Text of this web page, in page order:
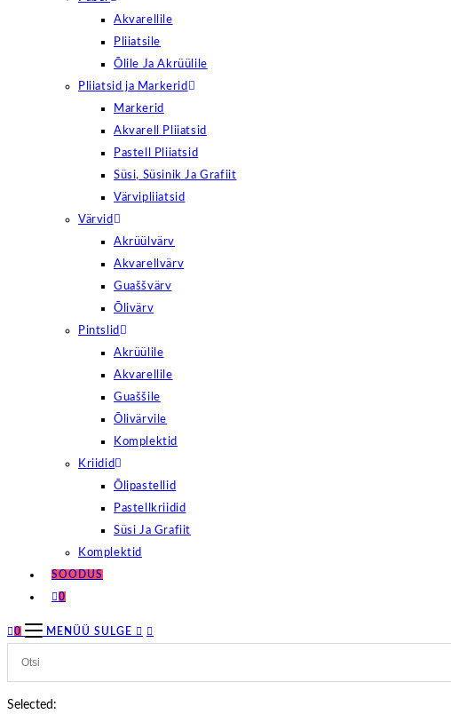
Akvarellile
Pliiatsile
Õlile Ja Akrüülile
Pliiatsid ja Markerid
Markerid
Akvarell Pliiatsid
Pastell Pliiatsid
Süsi, Süsinik Ja Grafiit
Värvipliiatsid
Värvid
Akrüülvärv
Akvarellvärv
Guaššvärv
Õlivärv
Pintslid
Akrüülile
Akvarellile
Guaššile
Õlivärvile
Komplektid
Kriidid
Õlipastellid
Pastellkriidid
Süsi Ja Grafiit
Komplektid
SOODUS
0
0 MENÜÜ SULGE
Selected: